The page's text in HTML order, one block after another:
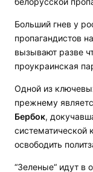
Больший гнев у
пропагандистов
вызывают разве
проукраинская
Одной из
прежнему
Бербок,
систематической
освободить
“Зеленые“ идут в